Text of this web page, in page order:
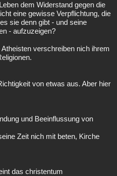
dem Widerstand gegen die
eine gewisse Verpflichtung, die
sie denn gibt - und seine
- aufzuzeigen?
verschreiben nich ihrem
von etwas aus. Aber hier
und Beeinflussung von
Zeit nich mit beten, Kirche
das christentum